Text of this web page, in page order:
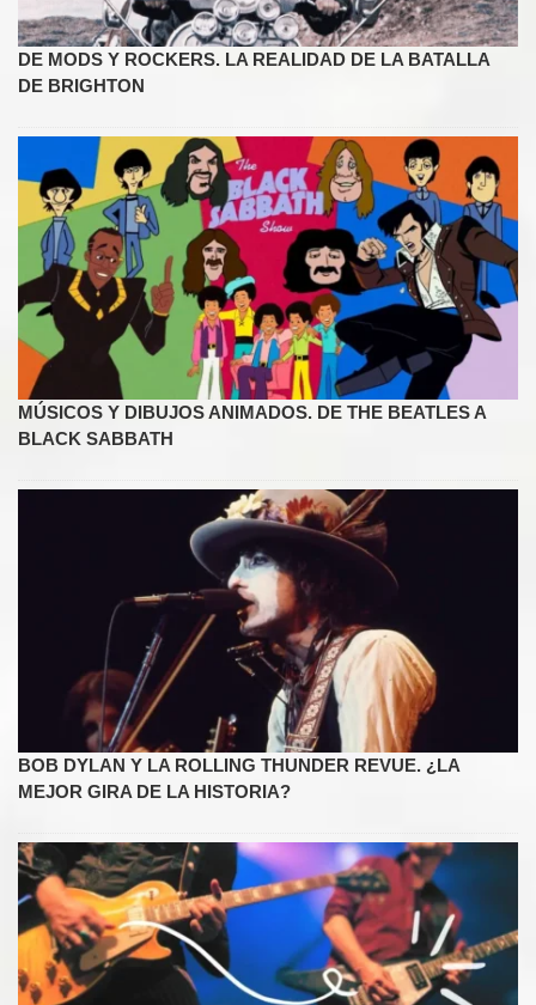
DE MODS Y ROCKERS. LA REALIDAD DE LA BATALLA
DE BRIGHTON
MÚSICOS Y DIBUJOS ANIMADOS. DE THE BEATLES A
BLACK SABBATH
BOB DYLAN Y LA ROLLING THUNDER REVUE. ¿LA
MEJOR GIRA DE LA HISTORIA?